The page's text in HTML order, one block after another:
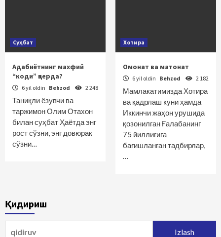
Суҳбат
Адабиётнинг махфий
“коди” қаерда?
6 yil oldin Behzod 2 248
Таниқли ёзувчи ва
таржимон Олим Отахон
билан суҳбат Ҳаётда энг
рост сўзни, энг довюрак
сўзни…
Хотира
Омонат ва матонат
6 yil oldin Behzod 2 182
Мамлакатимизда Хотира
ва қадрлаш куни ҳамда
Иккинчи жаҳон урушида
қозонилган Ғалабанинг
75 йиллигига
бағишланган тадбирлар,
…
Қидириш